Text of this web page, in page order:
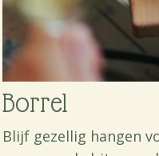
Borrel
Blijf gezellig hangen